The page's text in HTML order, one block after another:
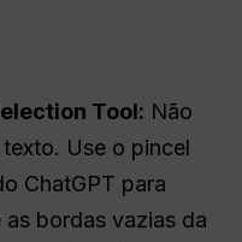
Tool: Não
Use o pincel
ChatGPT para
bordas vazias da